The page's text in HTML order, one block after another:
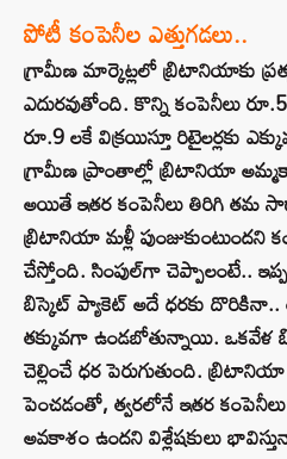
పోటీ కంపెనీల ఎత్తుగడలు..
గ్రామీణ మార్కెట్లలో బ్రిటానియాకు
ఎదురవుతోంది. కొన్ని కంపెనీలు
రూ.9 లకే విక్రయిస్తూ రిటైలర్లకు
గ్రామీణ ప్రాంతాల్లో బ్రిటానియా
అయితే ఇతర కంపెనీలు తిరిగి తమ
బ్రిటానియా మళ్లీ
చేస్తోంది. సింపుల్‌గా చెప్పాలంటే..
బిస్కెట్ ప్యాకెట్ అదే ధరకు దొరికినా..
తక్కువగా ఉండబోతున్నాయి. ఒకవేళ
చెల్లించే ధర పెరుగుతుంది.
పెంచడంతో, త్వరలోనే ఇతర
అవకాశం ఉందని విశ్లేషకులు